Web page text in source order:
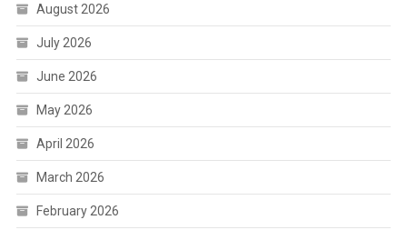
August 2026
July 2026
June 2026
May 2026
April 2026
March 2026
February 2026